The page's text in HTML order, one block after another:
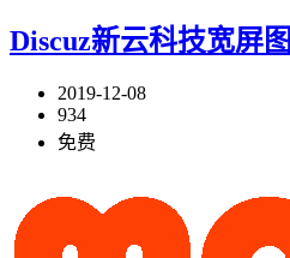
Discuz新云科技宽屏
2019-12-08
934
免费